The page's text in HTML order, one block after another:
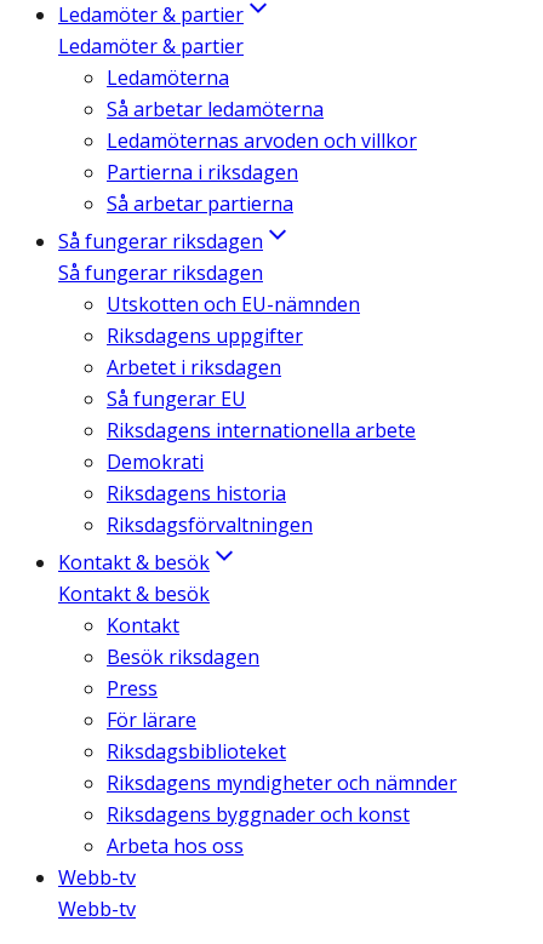
Ledamöter & partier
Ledamöter & partier
Ledamöterna
Så arbetar ledamöterna
Ledamöternas arvoden och villkor
Partierna i riksdagen
Så arbetar partierna
Så fungerar riksdagen
Så fungerar riksdagen
Utskotten och EU-nämnden
Riksdagens uppgifter
Arbetet i riksdagen
Så fungerar EU
Riksdagens internationella arbete
Demokrati
Riksdagens historia
Riksdagsförvaltningen
Kontakt & besök
Kontakt & besök
Kontakt
Besök riksdagen
Press
För lärare
Riksdagsbiblioteket
Riksdagens myndigheter och nämnder
Riksdagens byggnader och konst
Arbeta hos oss
Webb-tv
Webb-tv